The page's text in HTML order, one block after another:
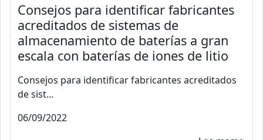
Consejos para identificar fabricantes
acreditados de sistemas de
almacenamiento de baterías a gran
escala con baterías de iones de litio
Consejos para identificar fabricantes acreditados
de sist...
06/09/2022